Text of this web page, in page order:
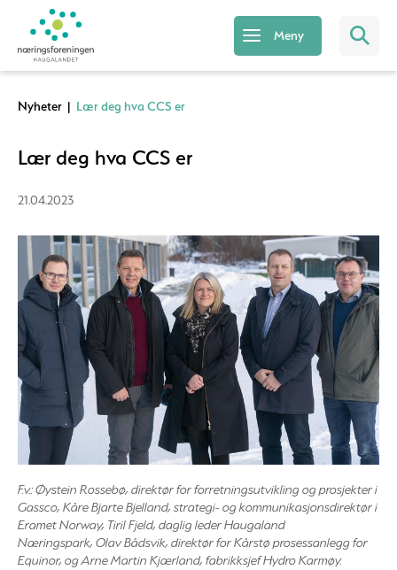
Meny
Nyheter | Lær deg hva CCS er
Lær deg hva CCS er
21.04.2023
F.v.: Øystein Rossebø, direktør for forretningsutvikling og prosjekter i
Gassco, Kåre Bjarte Bjelland, strategi- og kommunikasjonsdirektør i
Eramet Norway, Tiril Fjeld, daglig leder Haugaland
Næringspark, Olav Bådsvik, direktør for Kårstø prosessanlegg for
Equinor, og Arne Martin Kjærland, fabrikksjef Hydro Karmøy.